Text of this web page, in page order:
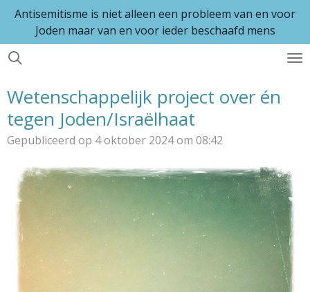
Ga
naar
de
Antisemitisme is niet alleen een probleem van en voor
Joden maar van en voor ieder beschaafd mens
Wetenschappelijk project over én
tegen Joden/Israëlhaat
Gepubliceerd op 4 oktober 2024 om 08:42